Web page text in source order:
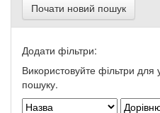
Почати новий пошук
Додати фільтри:
Використовуйте фільтри для
пошуку.